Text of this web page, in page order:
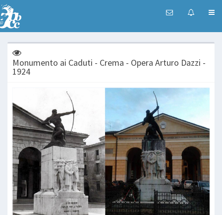
Monumento ai Caduti - Crema - Opera Arturo Dazzi -
1924